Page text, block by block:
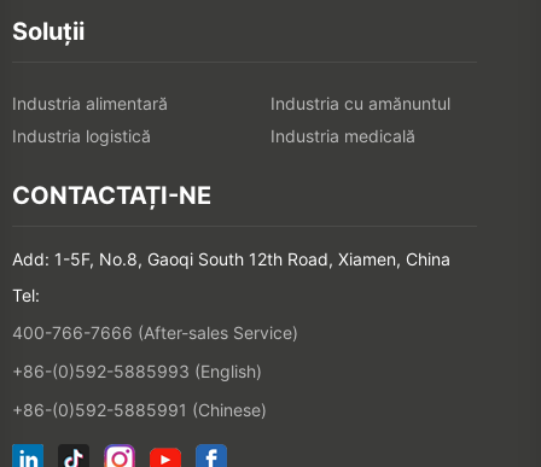
Soluții
Industria alimentară
Industria cu amănuntul
Industria logistică
Industria medicală
CONTACTAȚI-NE
Add: 1-5F, No.8, Gaoqi South 12th Road, Xiamen, China
Tel:
400-766-7666 (After-sales Service)
+86-(0)592-5885993 (English)
+86-(0)592-5885991 (Chinese)